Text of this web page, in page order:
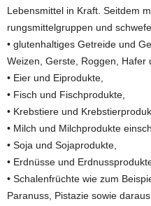
Lebensmittel in Kraft. Seitdem
rungsmittelgruppen und
• glutenhaltiges Getreide und
Weizen, Gerste, Roggen, Hafer
• Eier und Eiprodukte,
• Fisch und Fischprodukte,
• Krebstiere und
• Milch und Milchprodukte
• Soja und Sojaprodukte,
• Erdnüsse und
• Schalenfrüchte wie zum
Paranuss, Pistazie sowie